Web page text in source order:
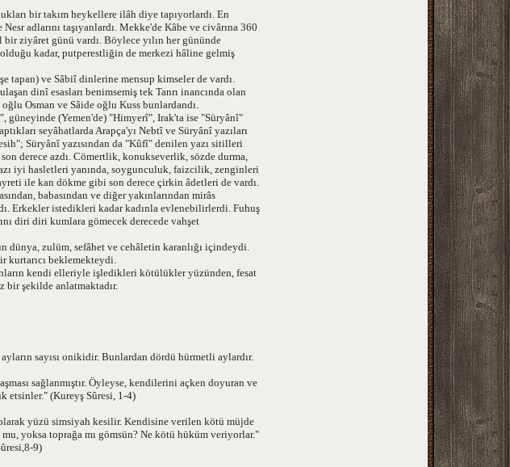
bir takım heykellere ilâh diye tapıyorlardı. En
adlarını taşıyanlardı. Mekke'de Kâbe ve civârına 360
ziyâret günü vardı. Böylece yılın her gününde
kadar, putperestliğin de merkezi hâline gelmiş
tapan) ve Sâbiî dinlerine mensup kimseler de vardı.
dinî esasları benimsemiş tek Tanrı inancında olan
Osman ve Sâide oğlu Kuss bunlardandı.
güneyinde (Yemen'de) "Himyerî", Irak'ta ise "Süryânî"
seyâhatlarda Arapça'yı Nebtî ve Süryânî yazıları
Süryânî yazısından da "Kûfî" denilen yazı sitilleri
derece azdı. Cömertlik, konukseverlik, sözde durma,
iyi hasletleri yanında, soygunculuk, faizcilik, zenginleri
ile kan dökme gibi son derece çirkin âdetleri de vardı.
babasından ve diğer yakınlarından mirâs
Erkekler istedikleri kadar kadınla evlenebilirlerdi. Fuhuş
diri diri kumlara gömecek derecede vahşet
dünya, zulüm, sefâhet ve cehâletin karanlığı içindeydi.
kurtarıcı beklemekteydi.
kendi elleriyle işledikleri kötülükler yüzünden, fesat
bir şekilde anlatmaktadır.
sayısı onikidir. Bunlardan dördü hürmetli aylardır.
sağlanmıştır. Öyleyse, kendilerini açken doyuran ve
etsinler." (Kureyş Sûresi, 1-4)
yüzü simsiyah kesilir. Kendisine verilen kötü müjde
yoksa toprağa mı gömsün? Ne kötü hüküm veriyorlar."
9)